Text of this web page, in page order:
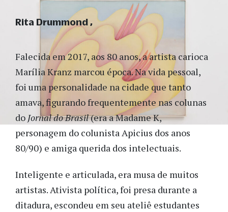
Falecida em 2017, aos 80 anos, a artista carioca
Marília Kranz marcou época. Na vida pessoal,
foi uma personalidade na cidade que tanto
amava, figurando frequentemente nas colunas
do Jornal do Brasil(era a Madame K,
personagem do colunista Apicius dos anos
80/90) e amiga querida dos intelectuais.
Inteligente e articulada, era musa de muitos
artistas. Ativista política, foi presa durante a
ditadura, escondeu em seu ateliê estudantes
Rita Drummond